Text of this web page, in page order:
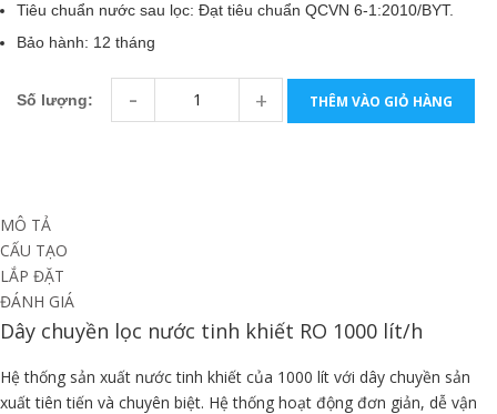
Tiêu chuẩn nước sau lọc: Đạt tiêu chuẩn QCVN 6-1:2010/BYT.
Bảo hành: 12 tháng
Số lượng: - + THÊM VÀO GIỎ HÀNG
MÔ TẢ
CẤU TẠO
LẮP ĐẶT
ĐÁNH GIÁ
Dây chuyền lọc nước tinh khiết RO 1000 lít/h
Hệ thống sản xuất nước tinh khiết của 1000 lít với dây chuyền sản
xuất tiên tiến và chuyên biệt. Hệ thống hoạt động đơn giản, dễ vận